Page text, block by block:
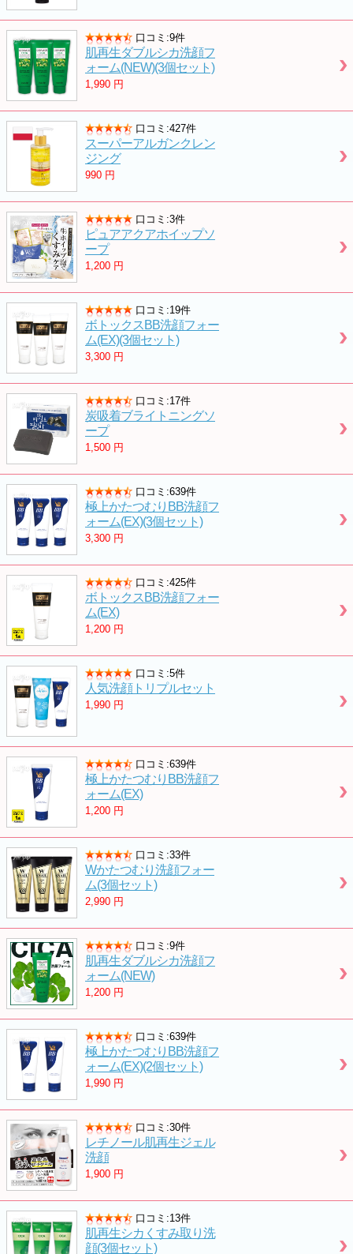
口コミ:9件
肌再生ダブルシカ洗顔フ
ォーム(NEW)(3個セット)
1,990 円
口コミ:427件
スーパーアルガンクレン
ジング
990 円
口コミ:3件
ピュアアクアホイップソ
ープ
1,200 円
口コミ:19件
ボトックスBB洗顔フォー
ム(EX)(3個セット)
3,300 円
口コミ:17件
炭吸着ブライトニングソ
ープ
1,500 円
口コミ:639件
極上かたつむりBB洗顔フ
ォーム(EX)(3個セット)
3,300 円
口コミ:425件
ボトックスBB洗顔フォー
ム(EX)
1,200 円
口コミ:5件
人気洗顔トリプルセット
1,990 円
口コミ:639件
極上かたつむりBB洗顔フ
ォーム(EX)
1,200 円
口コミ:33件
Wかたつむり洗顔フォー
ム(3個セット)
2,990 円
口コミ:9件
肌再生ダブルシカ洗顔フ
ォーム(NEW)
1,200 円
口コミ:639件
極上かたつむりBB洗顔フ
ォーム(EX)(2個セット)
1,990 円
口コミ:30件
レチノール肌再生ジェル
洗顔
1,900 円
口コミ:13件
肌再生シカくすみ取り洗
顔(3個セット)